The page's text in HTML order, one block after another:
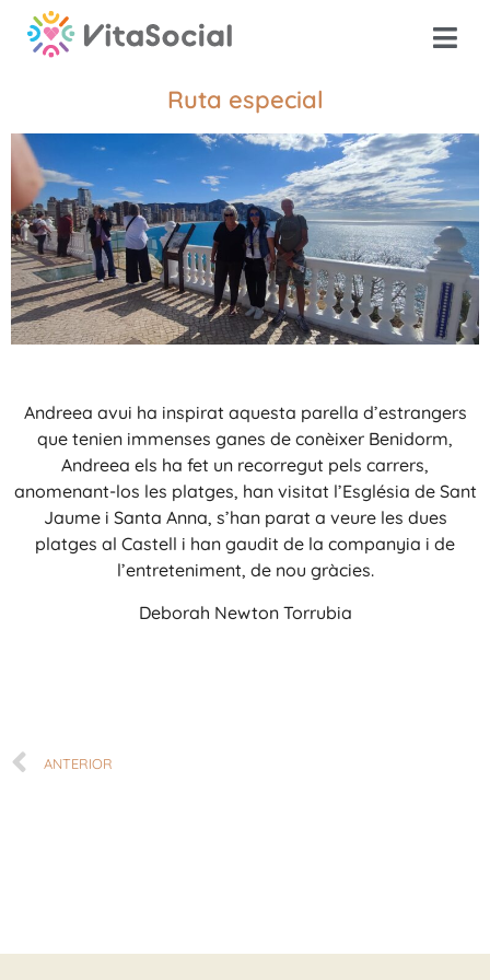
Ruta especial
Andreea avui ha inspirat aquesta parella d’estrangers
que tenien immenses ganes de conèixer Benidorm,
Andreea els ha fet un recorregut pels carrers,
anomenant-los les platges, han visitat l’Església de Sant
Jaume i Santa Anna, s’han parat a veure les dues
platges al Castell i han gaudit de la companyia i de
l’entreteniment, de nou gràcies.
Deborah Newton Torrubia
ANTERIOR